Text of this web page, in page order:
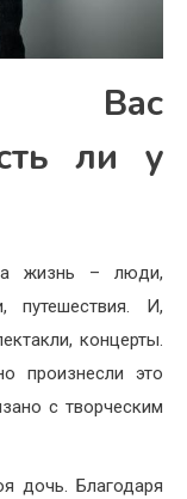
Вас
ли у
жизнь – люди,
путешествия. И,
концерты.
произнесли это
с творческим
дочь. Благодаря